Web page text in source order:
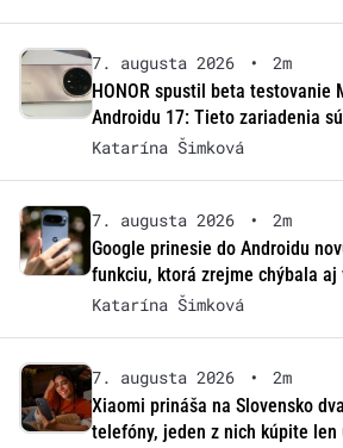
7. augusta 2026 •
2m
HONOR spustil beta testovanie
Androidu 17: Tieto zariadenia
Katarína Šimková
7. augusta 2026 •
2m
Google prinesie do Androidu
funkciu, ktorá zrejme chýbala aj
Katarína Šimková
7. augusta 2026 •
2m
Xiaomi prináša na Slovensko
telefóny, jeden z nich kúpite len